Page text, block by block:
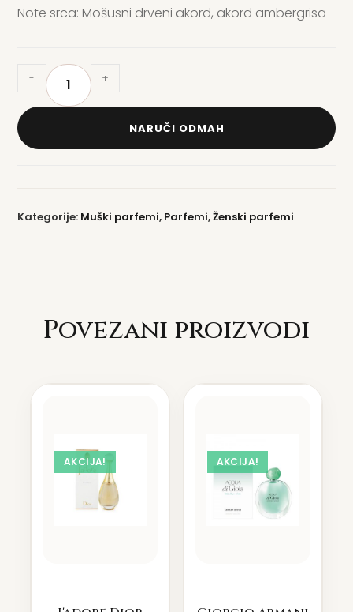
Note srca: Mošusni drveni akord, akord ambergrisa
- +
NARUČI ODMAH
Kategorije: Muški parfemi, Parfemi,Ženski parfemi
Povezani proizvodi
AKCIJA! AKCIJA!